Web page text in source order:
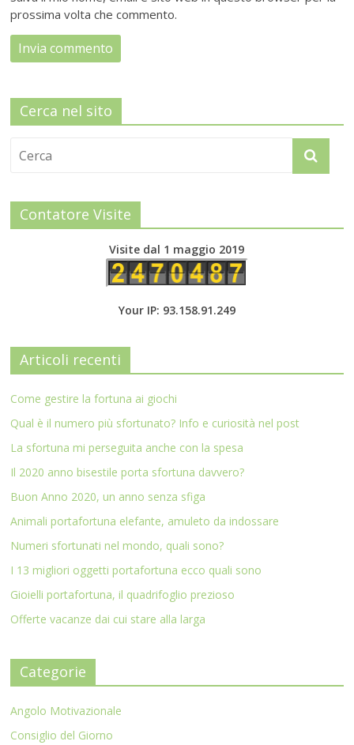
prossima volta che commento.
Cerca nel sito
Contatore Visite
Visite dal 1 maggio 2019
Your IP: 93.158.91.249
Articoli recenti
Come gestire la fortuna ai giochi
Qual è il numero più sfortunato? Info e curiosità nel post
La sfortuna mi perseguita anche con la spesa
Il 2020 anno bisestile porta sfortuna davvero?
Buon Anno 2020, un anno senza sfiga
Animali portafortuna elefante, amuleto da indossare
Numeri sfortunati nel mondo, quali sono?
I 13 migliori oggetti portafortuna ecco quali sono
Gioielli portafortuna, il quadrifoglio prezioso
Offerte vacanze dai cui stare alla larga
Categorie
Angolo Motivazionale
Consiglio del Giorno